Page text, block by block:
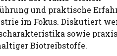
und praktische
im Fokus. Diskutiert
sowie
Biotreibstoffe.